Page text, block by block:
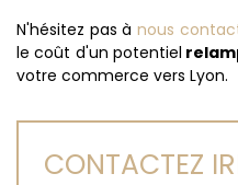
N'hésitez pas à nous
le coût d'un potentiel
votre commerce vers Lyon.
CONTACTEZ